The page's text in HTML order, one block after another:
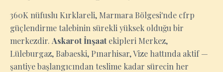
360K nüfuslu Kırklareli, Marmara Bölgesi'nde cfrp
güçlendirme talebinin sürekli yüksek olduğu bir
merkezdir. Askarot İnşaatekipleri Merkez,
Lüleburgaz, Babaeski, Pınarhisar, Vize hattında aktif —
şantiye başlangıcından teslime kadar sürecin her